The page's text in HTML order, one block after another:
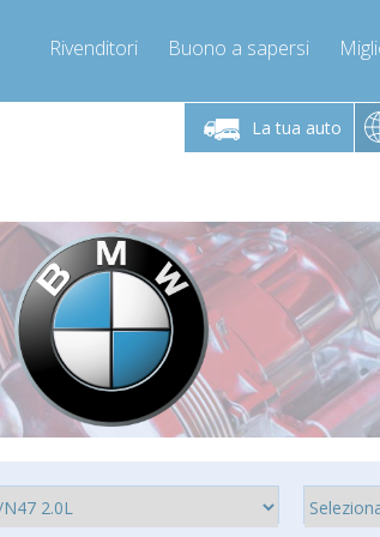
Rivenditori Buono a sapersi
La tua auto
Chiamaci!
+393278892946
Lunedì-